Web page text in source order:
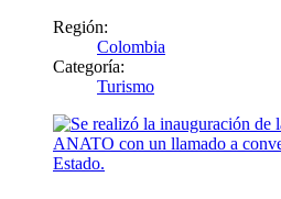
Región:
Colombia
Categoría:
Turismo